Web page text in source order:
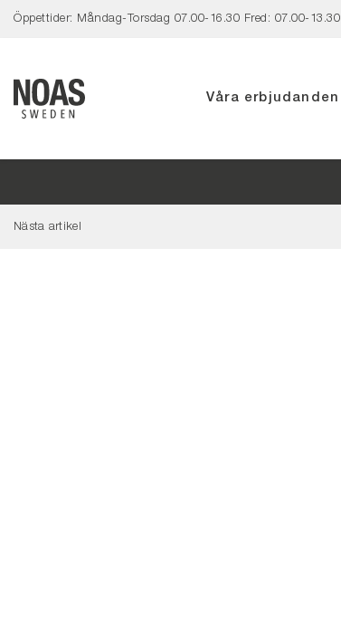
Öppettider: Måndag-Torsdag 07.00-16.30 Fred: 07.00-13.30
Hoppa
Våra erbjudanden
Nästa artikel